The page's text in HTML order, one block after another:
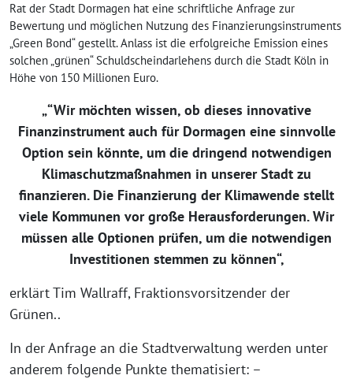
Rat der Stadt Dormagen hat eine schriftliche Anfrage zur
Bewertung und möglichen Nutzung des Finanzierungsinstruments
„Green Bond“ gestellt. Anlass ist die erfolgreiche Emission eines
solchen „grünen“ Schuldscheindarlehens durch die Stadt Köln in
Höhe von 150 Millionen Euro.
„“Wir möchten wissen, ob dieses innovative
Finanzinstrument auch für Dormagen eine sinnvolle
Option sein könnte, um die dringend notwendigen
Klimaschutzmaßnahmen in unserer Stadt zu
finanzieren. Die Finanzierung der Klimawende stellt
viele Kommunen vor große Herausforderungen. Wir
müssen alle Optionen prüfen, um die notwendigen
Investitionen stemmen zu können“,
erklärt Tim Wallraff, Fraktionsvorsitzender der
Grünen..
In der Anfrage an die Stadtverwaltung werden unter
anderem folgende Punkte thematisiert: –